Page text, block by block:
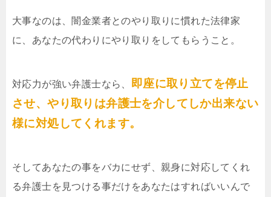
大事なのは、闇金業者とのやり取りに慣れた法律家
に、あなたの代わりにやり取りをしてもらうこと。
対応力が強い弁護士なら、 即座に取り立てを停止
させ、やり取りは弁護士を介してしか出来ない
様に対処してくれます。
そしてあなたの事をバカにせず、親身に対応してくれ
る弁護士を見つける事だけをあなたはすればいいんで